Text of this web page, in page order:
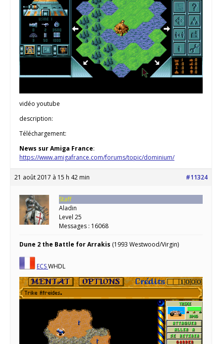
vidéo youtube
description:
Téléchargement:
News sur Amiga France:
https://www.amigafrance.com/forums/topic/dominium/
21 août 2017 à 15 h 42 min #11324
Staff
Aladin
Level 25
Messages : 16068
Dune 2 the Battle for Arrakis (1993 Westwood/Virgin)
ECSWHDL